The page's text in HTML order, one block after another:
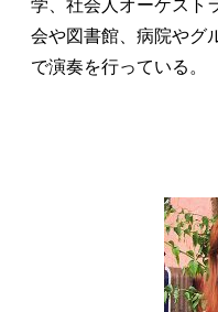
学、社会人オーケスト
会や図書館、病院やグ
で演奏を行っている。